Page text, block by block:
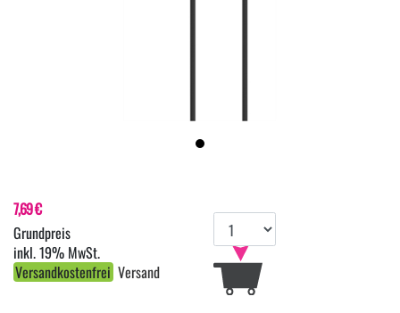
7,69 €
inkl. 19% MwSt.
Versandkostenfrei Versand